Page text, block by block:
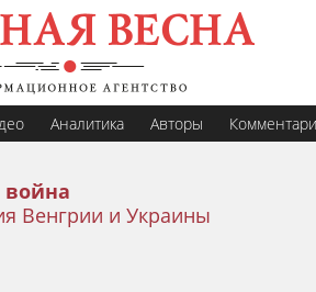
Аналитика Авторы
война
Венгрии и Украины